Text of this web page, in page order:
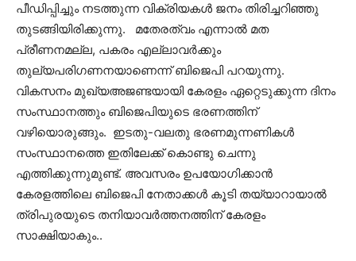
പീഡിപ്പിച്ചും നടത്തുന്ന വിക്രിയകള്‍ ജനം തിരിച്ചറിഞ്ഞു
തുടങ്ങിയിരിക്കുന്നു. മതേരത്വം എന്നാല്‍ മത
പ്രീണനമല്ല, പകരം എല്ലാവര്‍ക്കും
തുല്യപരിഗണനയാണെന്ന് ബിജെപി പറയുന്നു.
വികസനം മുഖ്യഅജണ്ടയായി കേരളം ഏറ്റെടുക്കുന്ന ദിനം
സംസ്ഥാനത്തും ബിജെപിയുടെ ഭരണത്തിന്
വഴിയൊരുങ്ങും. ഇടതു-വലതു ഭരണമുന്നണികള്‍
സംസ്ഥാനത്തെ ഇതിലേക്ക് കൊണ്ടു ചെന്നു
എത്തിക്കുന്നുമുണ്ട്. അവസരം ഉപയോഗിക്കാന്‍
കേരളത്തിലെ ബിജെപി നേതാക്കള്‍ കൂടി തയ്യാറായാല്‍
ത്രിപുരയുടെ തനിയാവര്‍ത്തനത്തിന് കേരളം
സാക്ഷിയാകും..